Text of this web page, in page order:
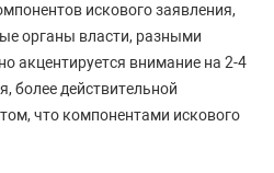
искового заявления,
органы власти, разными
акцентируется внимание на 2-4
более действительной
что компонентами искового